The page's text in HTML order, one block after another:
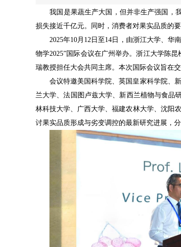
我国是果蔬生产大国，但并非生产强国，
损失接近千亿元。同时，消费者对果实品质的
2025年10月12日至14日，由浙江大学、华南
物学2025”国际会议在广州举办。浙江大学陈
瑞教授担任大会共同主席。本次国际会议旨在
会议特邀美国科学院、英国皇家科学院、新
兰大学、法国图卢兹大学、新西兰植物与食品
林科技大学、广西大学、福建农林大学、沈阳
讨果实品质形成与劣变调控的最新研究进展，